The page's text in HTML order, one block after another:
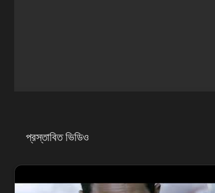
প্রস্তাবিত ভিডিও